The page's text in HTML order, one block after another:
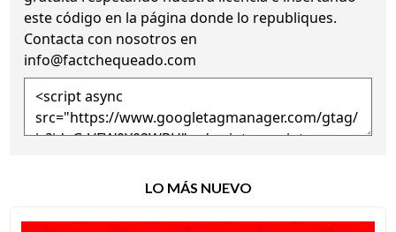
este código en la página donde lo republiques.
Contacta con nosotros en
info@factchequeado.com
LO MÁS NUEVO